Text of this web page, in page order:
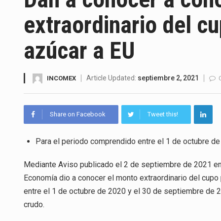
La Coalition for a Prosperous
Solo el 17.8 % de las
Ante la suspensión temporal
Los créditos fiscales
La industria automotriz
La inversión fija bruta en
El gobierno de Estados
El Departamento de
extraordinario del
azúcar a EU
INCOMEX Article Updated: septiembre 2, 2021
Share on Facebook Tweet this!
Para el periodo comprendido entre el 1 de octubre
Mediante Aviso publicado el 2 de septiembre de 2021
Economía dio a conocer el monto extraordinario del
entre el 1 de octubre de 2020 y el 30 de septiembre de
crudo.